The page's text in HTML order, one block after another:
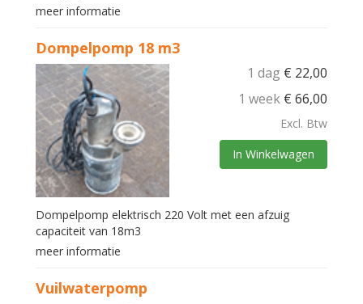
meer informatie
Dompelpomp 18 m3
1 dag € 22,00
1 week € 66,00
Excl. Btw
In Winkelwagen
Dompelpomp elektrisch 220 Volt met een afzuig
capaciteit van 18m3
meer informatie
Vuilwaterpomp